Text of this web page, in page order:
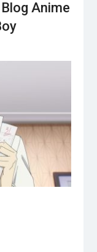
Anime